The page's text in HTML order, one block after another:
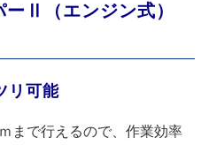
Ⅱ（エンジン式）
リ可能
まで行えるので、作業効率